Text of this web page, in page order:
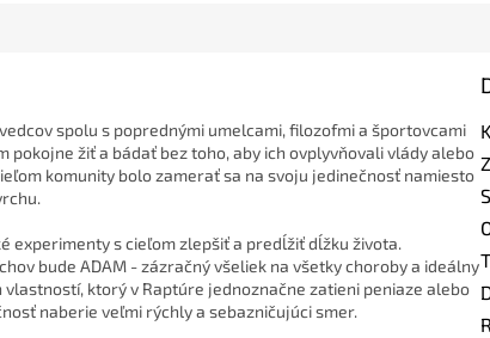
spolu s poprednými umelcami, filozofmi a športovcami
žiť a bádať bez toho, aby ich ovplyvňovali vlády alebo
komunity bolo zamerať sa na svoju jedinečnosť namiesto
experimenty s cieľom zlepšiť a predĺžiť dĺžku života.
bude ADAM - zázračný všeliek na všetky choroby a ideálny
ktorý v Raptúre jednoznačne zatieni peniaze alebo
naberie veľmi rýchly a sebazničujúci smer.